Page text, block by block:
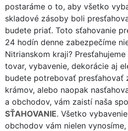
postaráme o to, aby všetko
skladové zásoby boli
budete priať. Toto sťahovanie
24 hodín denne zabezpečíme
Nitrianskom kraji?
tovar, vybavenie, dekorácie aj
budete potrebovať presťahovať
krámov, alebo naopak
a obchodov, vám zaistí naša
SŤAHOVANIE. Všetko
obchodov vám nielen